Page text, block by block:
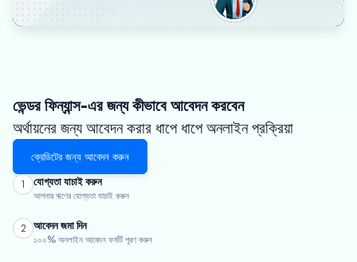
ভেন্ডর ফিন্যান্স-এর জন্য কীভাবে আবেদন করবেন
অর্থায়নের জন্য আবেদন করার ধাপে ধাপে অনলাইন প্রক্রিয়া
ক্রেডিটের জন্য আবেদন করুন
1 যোগ্যতা যাচাই করুন
আপনার ঋণের যোগ্যতা যাচাই করুন
2 আবেদন জমা দিন
১০০% অনলাইন আবেদন ফর্মটি পূরণ করুন